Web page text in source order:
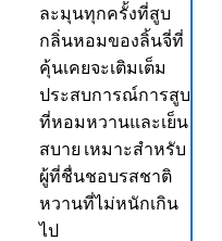
ละมุนทุกครั้งที่สูบ
กลิ่นหอมของลิ้นจี่ที่
คุ้นเคยจะเติมเต็ม
ประสบการณ์การสูบ
ที่หอมหวานและเย็น
สบาย เหมาะสำหรับ
ผู้ที่ชื่นชอบรสชาติ
หวานที่ไม่หนักเกิน
ไป